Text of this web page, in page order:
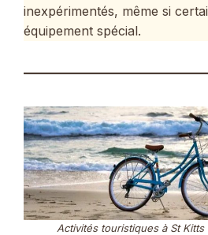
inexpérimentés, même si
équipement spécial.
Activités touristiques à St Kitts